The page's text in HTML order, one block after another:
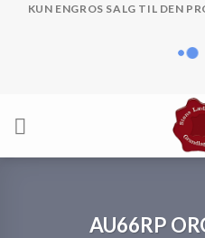
KUN ENGROS SALG TIL DEN
AU66RP